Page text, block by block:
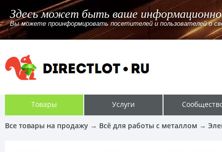
Здесь может быть ваше
Вы можете проинформировать посетителей и пользователей о
Товары Услуги
Все товары на продажу → Всё для работы с металлом →